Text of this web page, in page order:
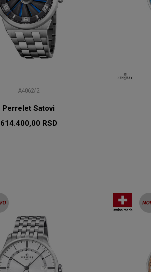
A4062/2
Perrelet Satovi
614.400,00 RSD